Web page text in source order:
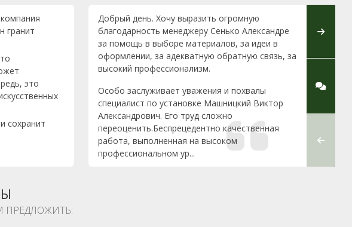
гранит
это
сохранит
Добрый день. Хочу выразить огромную
благодарность менеджеру Сенько Александре
за помощь в выборе материалов, за идеи в
оформлении, за адекватную обратную связь, за
высокий профессионализм.
Особо заслуживает уважения и похвалы
специалист по установке Машницкий Виктор
Александрович. Его труд сложно
переоценить.Беспрецедентно качественная
работа, выполненная на высоком
профессиональном ур...
Марии
работе.
ПРЕДЛОЖИТЬ: